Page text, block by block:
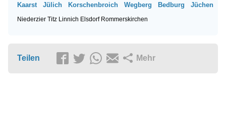
Kaarst
Jülich Korschenbroich Wegberg Bedburg Jüchen
Niederzier Titz Linnich Elsdorf Rommerskirchen
Teilen Mehr